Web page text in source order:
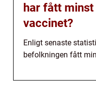
har fått minst
vaccinet?
Enligt senaste
befolkningen fått